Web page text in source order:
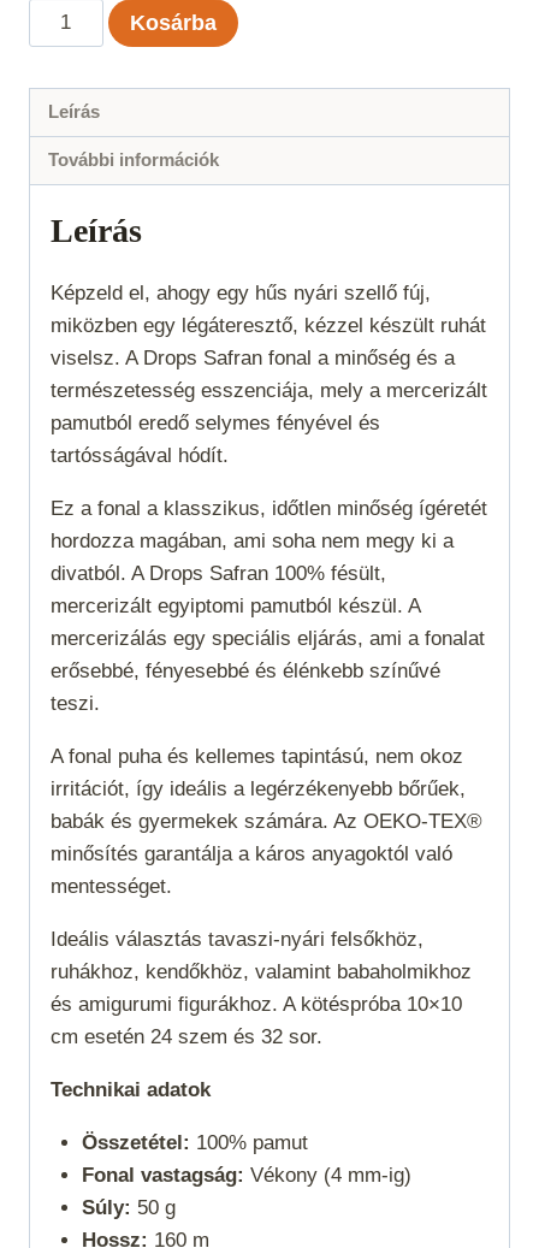
Drops
Safran
Uni
Color
Kosárba
Leírás
További információk
Leírás
Képzeld el, ahogy egy hűs nyári szellő fúj,
miközben egy légáteresztő, kézzel készült ruhát
viselsz. A Drops Safran fonal a minőség és a
természetesség esszenciája, mely a mercerizált
pamutból eredő selymes fényével és
tartósságával hódít.
Ez a fonal a klasszikus, időtlen minőség ígéretét
hordozza magában, ami soha nem megy ki a
divatból. A Drops Safran 100% fésült,
mercerizált egyiptomi pamutból készül. A
mercerizálás egy speciális eljárás, ami a fonalat
erősebbé, fényesebbé és élénkebb színűvé
teszi.
A fonal puha és kellemes tapintású, nem okoz
irritációt, így ideális a legérzékenyebb bőrűek,
babák és gyermekek számára. Az OEKO-TEX®
minősítés garantálja a káros anyagoktól való
mentességet.
Ideális választás tavaszi-nyári felsőkhöz,
ruhákhoz, kendőkhöz, valamint babaholmikhoz
és amigurumi figurákhoz. A kötéspróba 10×10
cm esetén 24 szem és 32 sor.
Technikai adatok
Összetétel: 100% pamut
Fonal vastagság: Vékony (4 mm-ig)
Súly: 50 g
Hossz: 160 m